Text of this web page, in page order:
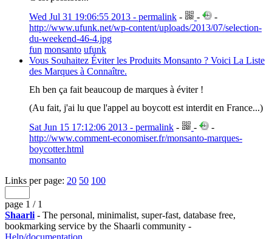
Wed Jul 31 19:06:55 2013 - permalink - -
-
http://www.ufunk.net/wp-content/uploads/2013/07/selection-
du-weekend-46-4.jpg
fun monsanto ufunk
Vous Souhaitez Éviter les Produits Monsanto ? Voici La Liste
des Marques à Connaître.
Eh ben ça fait beaucoup de marques à éviter !
(Au fait, j'ai lu que l'appel au boycott est interdit en France...)
Sat Jun 15 17:12:06 2013 - permalink - -
-
http://www.comment-economiser.fr/monsanto-marques-
boycotter.html
monsanto
Links per page: 20 50 100
page 1 / 1
Shaarli - The personal, minimalist, super-fast, database free,
bookmarking service by the Shaarli community -
Help/documentation